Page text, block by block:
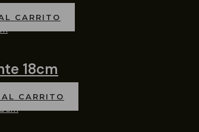
CARRITO
18cm
CARRITO